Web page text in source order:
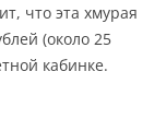
что эта хмурая
(около 25
кабинке.